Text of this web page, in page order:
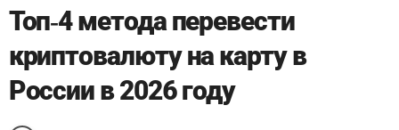
Топ-4 метода перевести
криптовалюту на карту в
России в 2026 году